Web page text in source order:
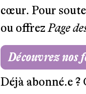
cœur. Pour
ou offrezPage
Découvrez nos
Déjà abonné.e ?